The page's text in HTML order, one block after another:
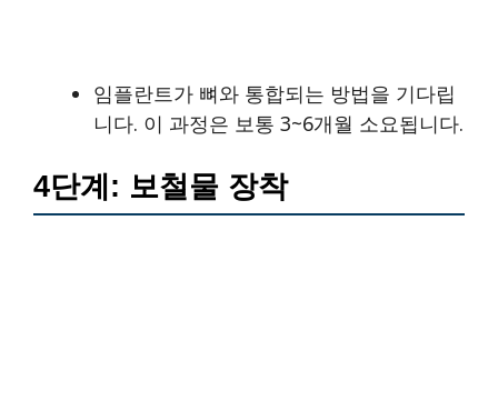
임플란트가 뼈와 통합되는 방법을 기다립
니다. 이 과정은 보통 3~6개월 소요됩니다.
4단계: 보철물 장착